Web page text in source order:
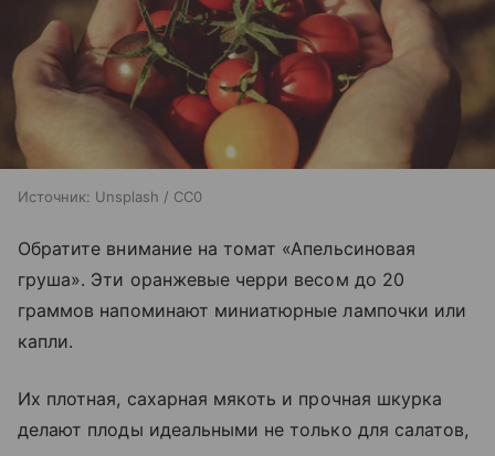
Источник: Unsplash / CC0
Обратите внимание на томат «Апельсиновая
груша». Эти оранжевые черри весом до 20
граммов напоминают миниатюрные лампочки или
капли.
Их плотная, сахарная мякоть и прочная шкурка
делают плоды идеальными не только для салатов,